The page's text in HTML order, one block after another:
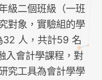
級二個班級（一班
對象，實驗組的學
32 人，共計59 名
入會計學課程，對
究工具為會計學學